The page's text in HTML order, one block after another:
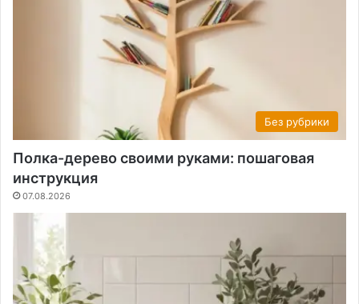
Без рубрики
Полка-дерево своими руками: пошаговая
инструкция
07.08.2026